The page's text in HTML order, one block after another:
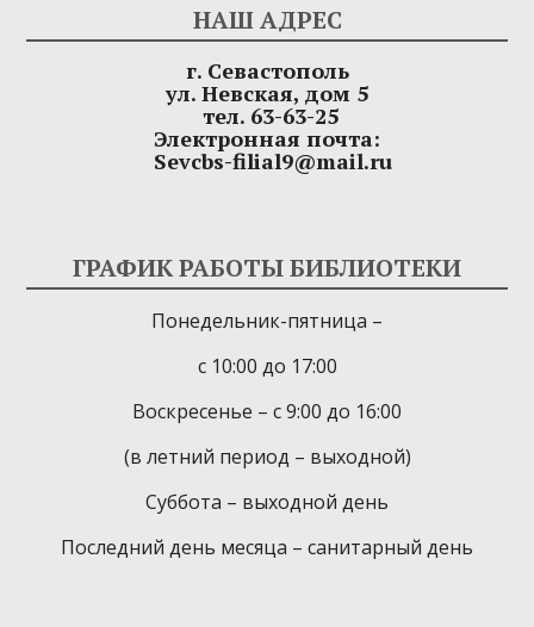
НАШ АДРЕС
г. Севастополь
ул. Невская, дом 5
тел. 63-63-25
Электронная почта:
Sevcbs-filial9@mail.ru
ГРАФИК РАБОТЫ БИБЛИОТЕКИ
Понедельник-пятница –
с 10:00 до 17:00
Воскресенье – с 9:00 до 16:00
(в летний период – выходной)
Суббота – выходной день
Последний день месяца – санитарный день